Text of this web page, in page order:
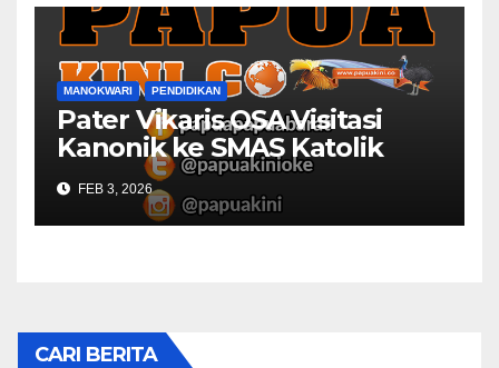
MANOKWARI PENDIDIKAN
Pater Vikaris OSA Visitasi
Kanonik ke SMAS Katolik
Villanova Manokwari
FEB 3, 2026
CARI BERITA